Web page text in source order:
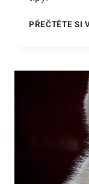
PŘEČTĚTE SI